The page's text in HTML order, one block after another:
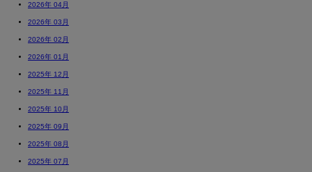
2026年 04月
2026年 03月
2026年 02月
2026年 01月
2025年 12月
2025年 11月
2025年 10月
2025年 09月
2025年 08月
2025年 07月